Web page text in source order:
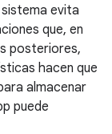
evita
que, en
posteriores,
hacen que
almacenar
puede